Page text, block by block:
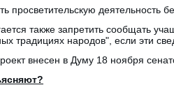
просветительскую деятельность
также запретить сообщать
традициях народов", если эти
внесен в Думу 18 ноября